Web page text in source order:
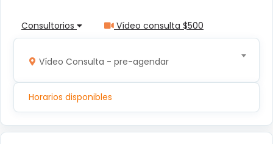
Consultorios Vídeo consulta $500
Vídeo Consulta - pre-agendar
Horarios disponibles